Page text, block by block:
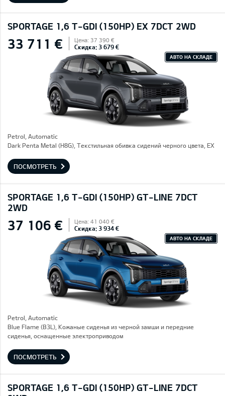
SPORTAGE 1,6 T-GDI (150HP) EX 7DCT 2WD
33 711 € Цена: 37 390 €
Скидка: 3 679 €
АВТО НА СКЛАДЕ
Petrol, Automatic
Dark Penta Metal (H8G), Текстильная обивка сидений черного цвета, EX
ПОСМОТРЕТЬ
SPORTAGE 1,6 T-GDI (150HP) GT-LINE 7DCT
2WD
37 106 € Цена: 41 040 €
Скидка: 3 934 €
АВТО НА СКЛАДЕ
Petrol, Automatic
Blue Flame (B3L), Кожаные сиденья из черной замши и передние
сиденья, оснащенные электроприводом
ПОСМОТРЕТЬ
SPORTAGE 1,6 T-GDI (150HP) GT-LINE 7DCT